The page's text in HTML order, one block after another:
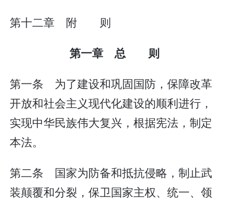
第十二章 附 则
第一章 总 则
第一条 为了建设和巩固国防，保障改革
开放和社会主义现代化建设的顺利进行，
实现中华民族伟大复兴，根据宪法，制定
本法。
第二条 国家为防备和抵抗侵略，制止武
装颠覆和分裂，保卫国家主权、统一、领